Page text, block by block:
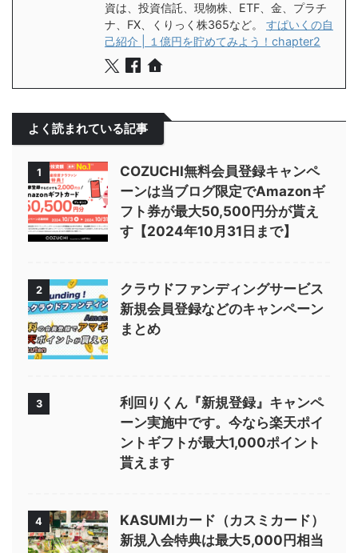
資は、投資信託、現物株、ETF、金、プラチ
ナ、FX、くりっく株365など。 すぱいくの自
己紹介 | １億円を貯めてみよう！chapter2
よく読まれている記事
1
COZUCHI無料会員登録キャンペ
ーンは当ブログ限定でAmazonギ
フト券が最大50,500円分が貰え
す【2024年10月31日まで】
2
クラウドファンディングサービス
新規会員登録などのキャンペーン
まとめ
3
利回りくん『新規登録』キャンペ
ーン実施中です。今なら楽天ポイ
ントギフトが最大1,000ポイント
貰えます
4
KASUMIカード（カスミカード）
新規入会特典は最大5,000円相当